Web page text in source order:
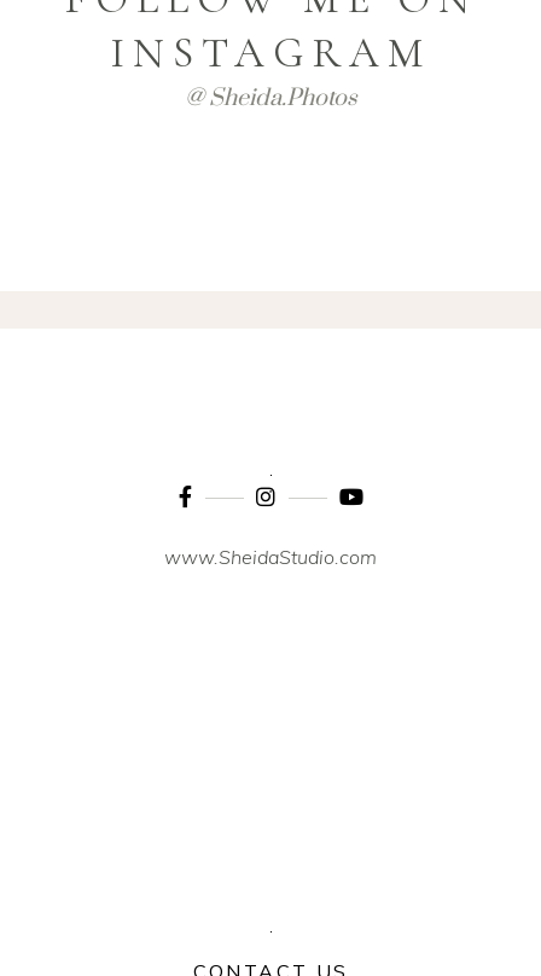
INSTAGRAM
@ Sheida.photos
www.SheidaStudio.com
CONTACT US